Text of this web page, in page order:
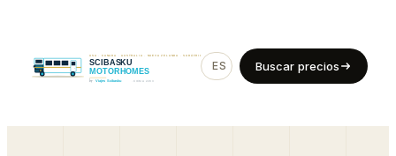
ES EN
Buscar precios